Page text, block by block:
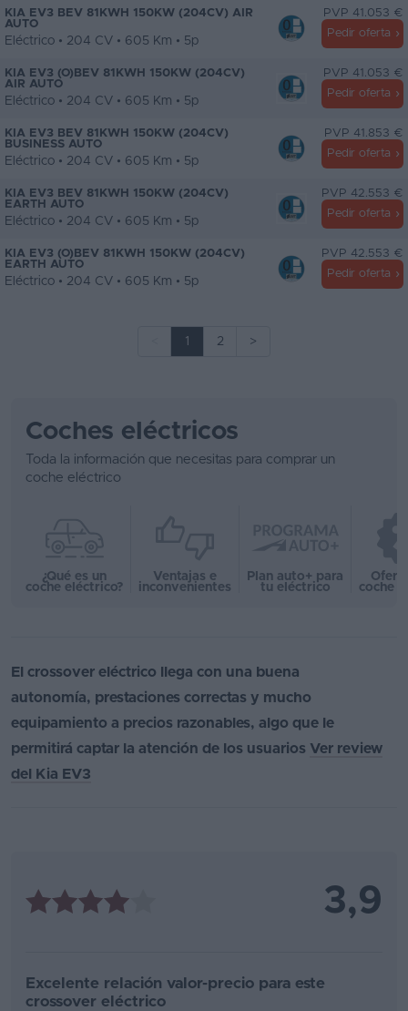
KIA EV3 BEV 81KWH 150KW (204CV) AIR
AUTO
Eléctrico • 204 CV • 605 Km • 5p
PVP 41.053 €
Pedir oferta
KIA EV3 (O)BEV 81KWH 150KW (204CV)
AIR AUTO
Eléctrico • 204 CV • 605 Km • 5p
PVP 41.053 €
Pedir oferta
KIA EV3 BEV 81KWH 150KW (204CV)
BUSINESS AUTO
Eléctrico • 204 CV • 605 Km • 5p
PVP 41.853 €
Pedir oferta
KIA EV3 BEV 81KWH 150KW (204CV)
EARTH AUTO
Eléctrico • 204 CV • 605 Km • 5p
PVP 42.553 €
Pedir oferta
KIA EV3 (O)BEV 81KWH 150KW (204CV)
EARTH AUTO
Eléctrico • 204 CV • 605 Km • 5p
PVP 42.553 €
Pedir oferta
1 2 >
Coches eléctricos
Toda la información que necesitas para comprar un
coche eléctrico
¿Qué es un
coche eléctrico?
Ventajas e
inconvenientes
Plan auto+ para
tu eléctrico
coche
El crossover eléctrico llega con una buena
autonomía, prestaciones correctas y mucho
equipamiento a precios razonables, algo que le
permitirá captar la atención de los usuarios Ver review
del Kia EV3
3,9
Excelente relación valor-precio para este
crossover eléctrico